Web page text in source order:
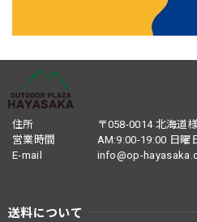
住所
〒058-0014 北海道
営業時間
AM:9:00-19:00 日曜
E-mail
info@op-
送料について